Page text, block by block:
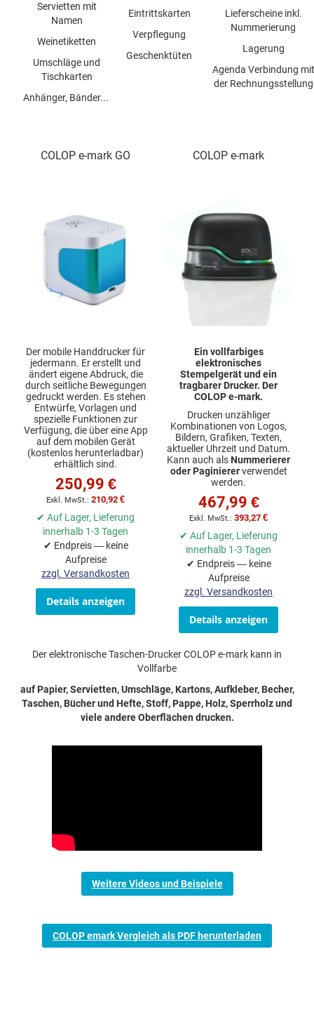
Servietten mit
Namen
Weinetiketten
Umschläge und
Tischkarten
Anhänger, Bänder...
Eintrittskarten
Verpflegung
Geschenktüten
Lieferscheine inkl.
Nummerierung
Lagerung
Agenda Verbindung mit
der Rechnungsstellung
COLOP e-mark GO
Der mobile Handdrucker für
jedermann. Er erstellt und
ändert eigene Abdruck, die
durch seitliche Bewegungen
gedruckt werden. Es stehen
Entwürfe, Vorlagen und
spezielle Funktionen zur
Verfügung, die über eine App
auf dem mobilen Gerät
(kostenlos herunterladbar)
erhältlich sind.
250,99 €
210,92 €
✔ Auf Lager, Lieferung
innerhalb 1-3 Tagen
✔ Endpreis — keine
Aufpreise
zzgl. Versandkosten
Details anzeigen
COLOP e-mark
Ein vollfarbiges
elektronisches
Stempelgerät und ein
tragbarer Drucker. Der
COLOP e-mark.
Drucken unzähliger
Kombinationen von Logos,
Bildern, Grafiken, Texten,
aktueller Uhrzeit und Datum.
Kann auch als Nummerierer
oder Paginiererverwendet
werden.
467,99 €
393,27 €
✔ Auf Lager, Lieferung
innerhalb 1-3 Tagen
✔ Endpreis — keine
Aufpreise
zzgl. Versandkosten
Details anzeigen
Der elektronische Taschen-Drucker COLOP e-mark kann in
Vollfarbe
auf Papier, Servietten, Umschläge, Kartons, Aufkleber, Becher,
Taschen, Bücher und Hefte, Stoff, Pappe, Holz, Sperrholz und
viele andere Oberflächen drucken.
Weitere Videos und Beispiele
COLOP emark Vergleich als PDF herunterladen